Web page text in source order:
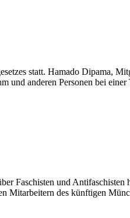
statt. Hamado Dipama,
und anderen Personen bei
Faschisten und Antifaschisten
Mitarbeitern des künftigen